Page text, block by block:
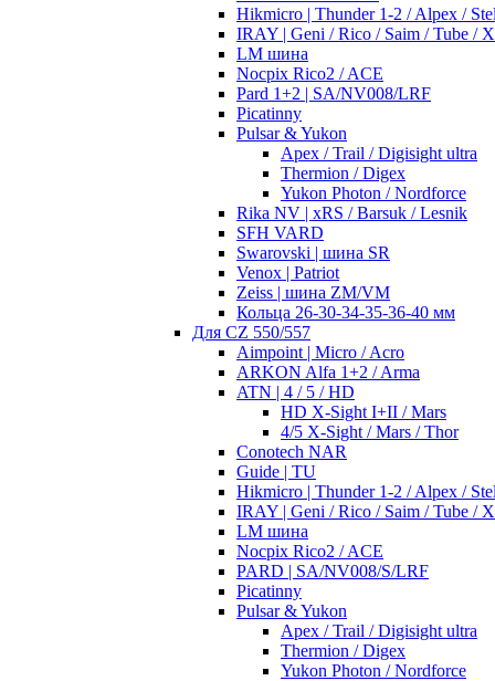
Hikmicro | Thunder 1-2 / Alpex /
IRAY | Geni / Rico / Saim / Tube /
LM шина
Nocpix Rico2 / ACE
Pard 1+2 | SA/NV008/LRF
Picatinny
Pulsar & Yukon
Apex / Trail / Digisight ultra
Thermion / Digex
Yukon Photon / Nordforce
Rika NV | xRS / Barsuk / Lesnik
SFH VARD
Swarovski | шина SR
Venox | Patriot
Zeiss | шина ZM/VM
Кольца 26-30-34-35-36-40 мм
Для CZ 550/557
Aimpoint | Micro / Acro
ARKON Alfa 1+2 / Arma
ATN | 4 / 5 / HD
HD X-Sight I+II / Mars
4/5 X-Sight / Mars / Thor
Conotech NAR
Guide | TU
Hikmicro | Thunder 1-2 / Alpex /
IRAY | Geni / Rico / Saim / Tube /
LM шина
Nocpix Rico2 / ACE
PARD | SA/NV008/S/LRF
Picatinny
Pulsar & Yukon
Apex / Trail / Digisight ultra
Thermion / Digex
Yukon Photon / Nordforce